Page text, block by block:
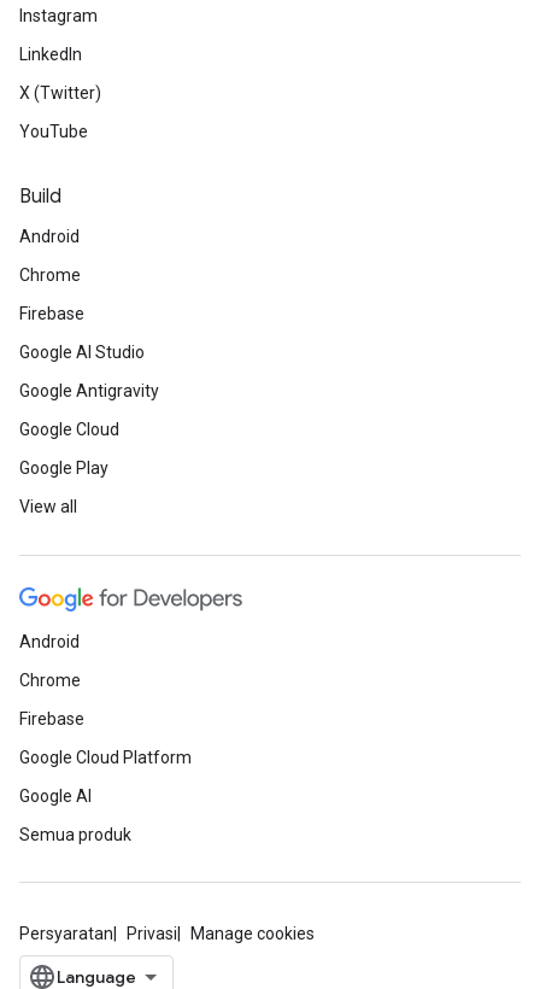
Instagram
LinkedIn
X (Twitter)
YouTube
Build
Android
Chrome
Firebase
Google AI Studio
Google Antigravity
Google Cloud
Google Play
View all
Android
Chrome
Firebase
Google Cloud Platform
Google AI
Semua produk
Persyaratan Privasi Manage cookies